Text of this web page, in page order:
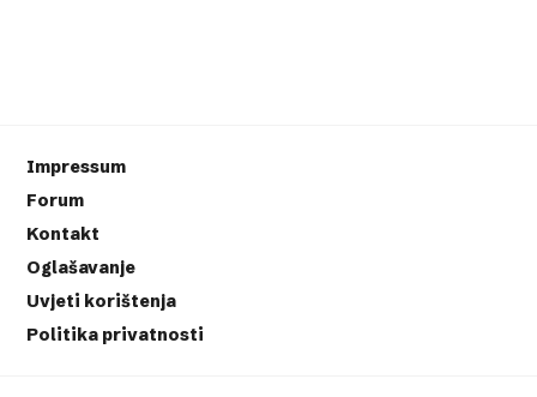
Impressum
Forum
Kontakt
Oglašavanje
Uvjeti korištenja
Politika privatnosti